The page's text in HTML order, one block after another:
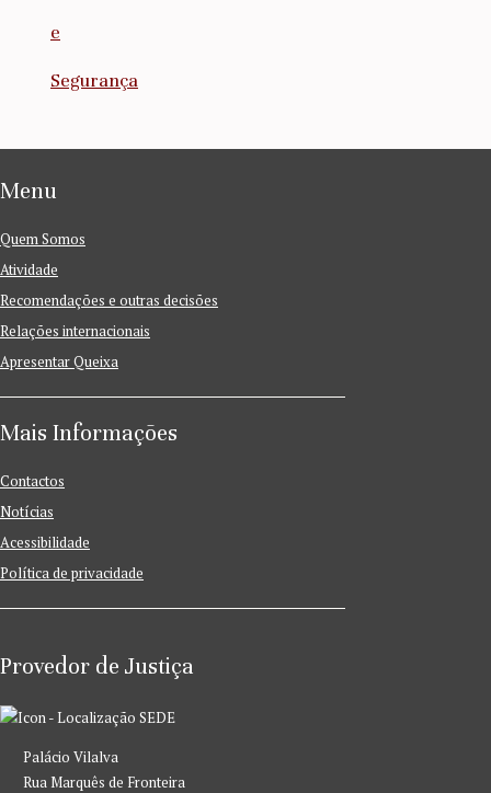
e
Segurança
Menu
Quem Somos
Atividade
Recomendações e outras decisões
Relações internacionais
Apresentar Queixa
Mais Informações
Contactos
Notícias
Acessibilidade
Política de privacidade
Provedor de Justiça
SEDE
Palácio Vilalva
Rua Marquês de Fronteira